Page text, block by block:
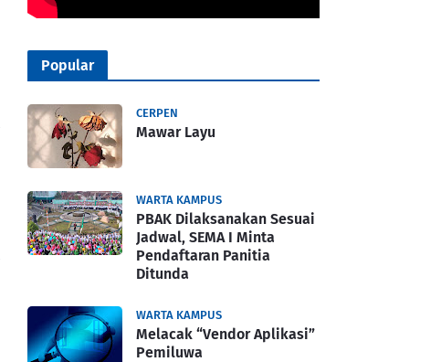
Popular
CERPEN
Mawar Layu
WARTA KAMPUS
PBAK Dilaksanakan Sesuai
Jadwal, SEMA I Minta
Pendaftaran Panitia
Ditunda
WARTA KAMPUS
Melacak “Vendor Aplikasi”
Pemiluwa